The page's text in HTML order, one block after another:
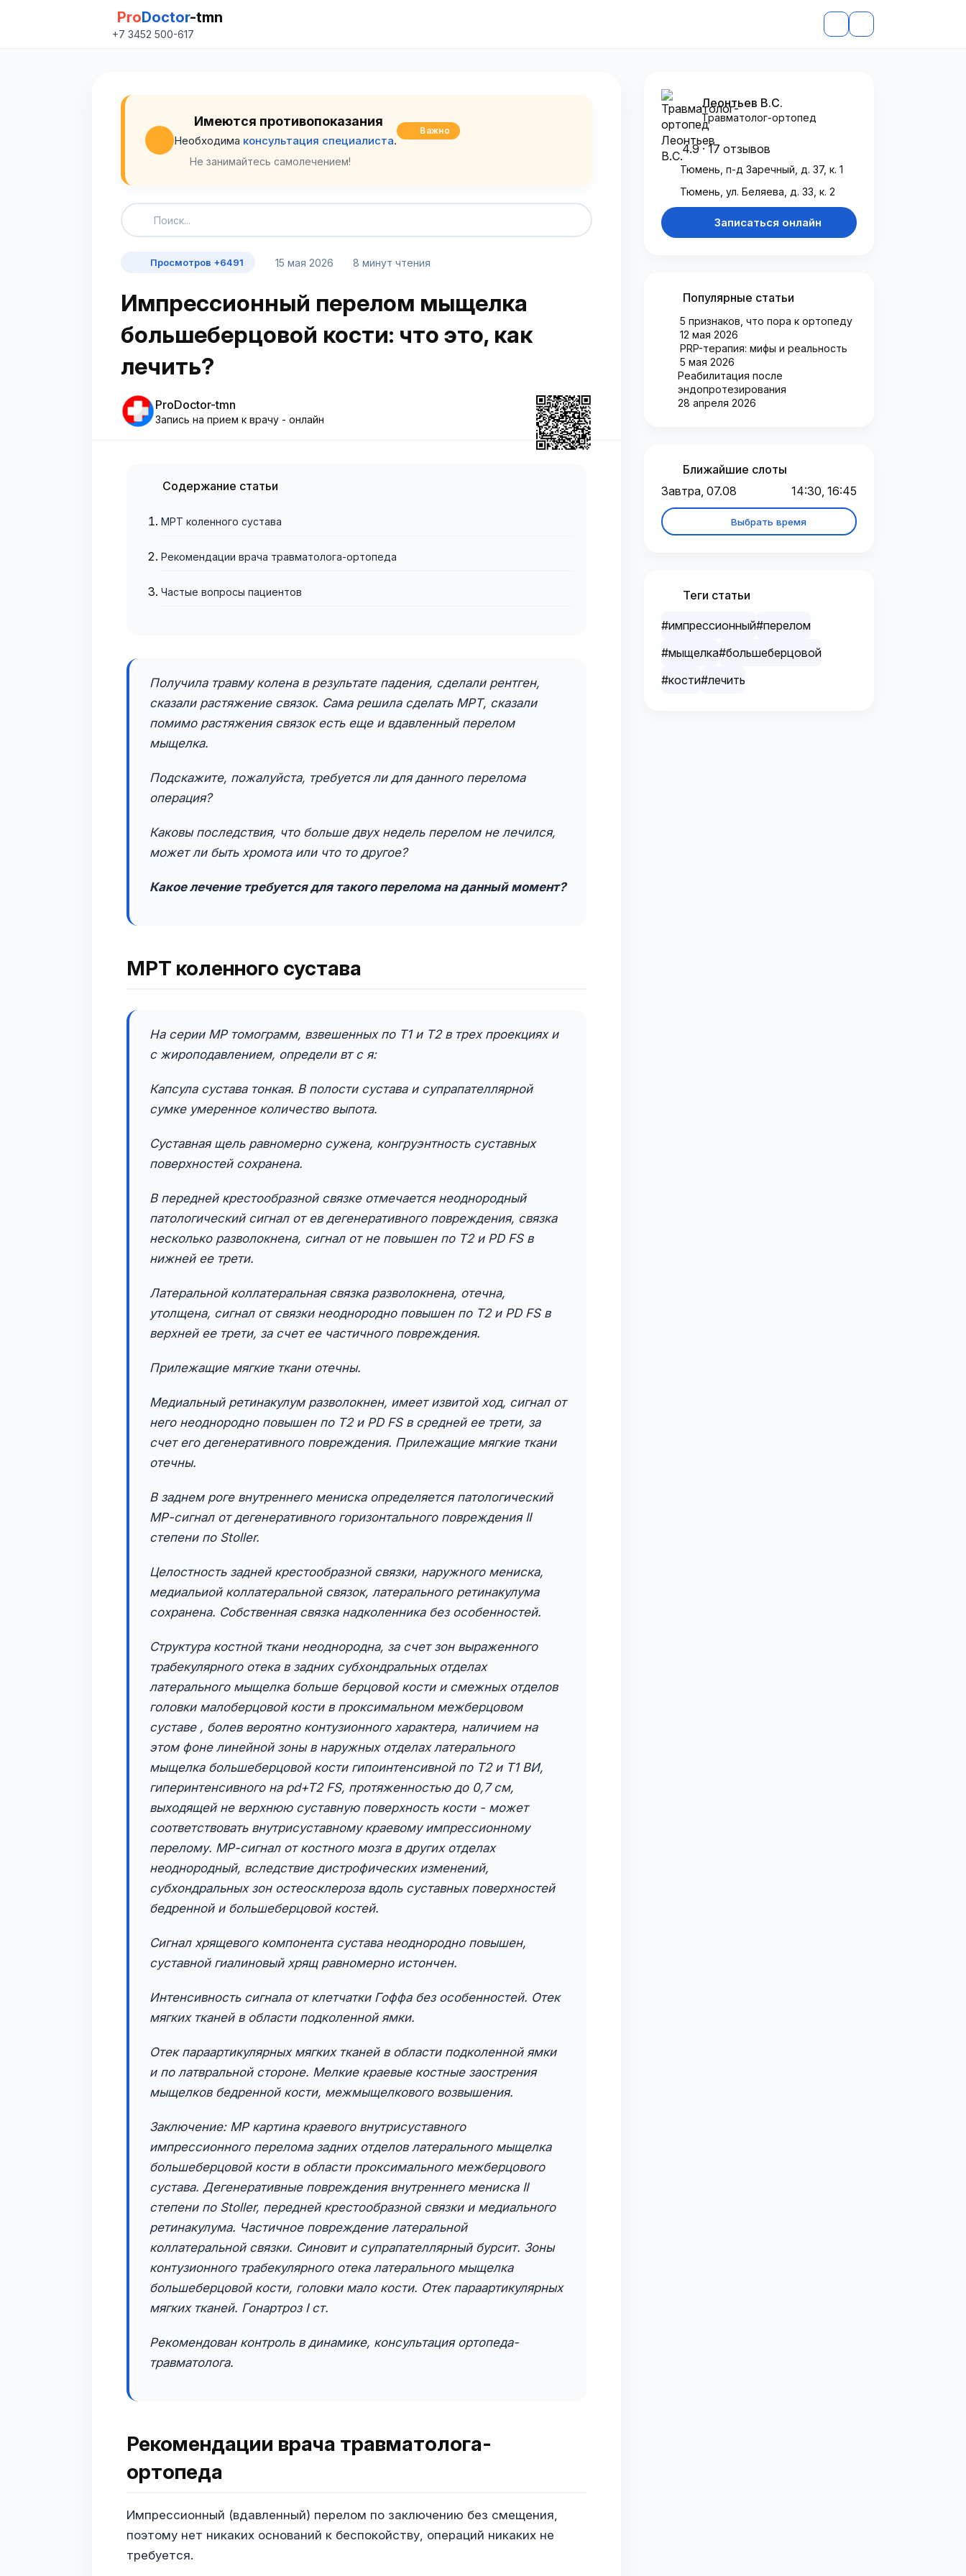
ProDoctor-tmn
+7 3452 500-617
Имеются противопоказания
Необходима консультация специалиста.
Важно
Не занимайтесь самолечением!
Просмотров +6491 15 мая 2026 8 минут чтения
Импрессионный перелом мыщелка
большеберцовой кости: что это, как
лечить?
ProDoctor-tmn
Запись на прием к врачу - онлайн
Содержание статьи
МРТ коленного сустава
Рекомендации врача травматолога-ортопеда
Частые вопросы пациентов
Получила травму колена в результате падения, сделали рентген,
сказали растяжение связок. Сама решила сделать МРТ, сказали
помимо растяжения связок есть еще и вдавленный перелом
мыщелка.
Подскажите, пожалуйста, требуется ли для данного перелома
операция?
Каковы последствия, что больше двух недель перелом не лечился,
может ли быть хромота или что то другое?
Какое лечение требуется для такого перелома на данный момент?
МРТ коленного сустава
На серии МР томограмм, взвешенных по Т1 и Т2 в трех проекциях и
с жироподавлением, определи вт с я:
Капсула сустава тонкая. В полости сустава и супрапателлярной
сумке умеренное количество выпота.
Суставная щель равномерно сужена, конгруэнтность суставных
поверхностей сохранена.
В передней крестообразной связке отмечается неоднородный
патологический сигнал от ев дегенеративного повреждения, связка
несколько разволокнена, сигнал от не повышен по Т2 и PD FS в
нижней ее трети.
Латеральной коллатеральная связка разволокнена, отечна,
утолщена, сигнал от связки неоднородно повышен по Т2 и PD FS в
верхней ее трети, за счет ее частичного повреждения.
Прилежащие мягкие ткани отечны.
Медиальный ретинакулум разволокнен, имеет извитой ход, сигнал от
него неоднородно повышен по Т2 и PD FS в средней ее трети, за
счет его дегенеративного повреждения. Прилежащие мягкие ткани
отечны.
В заднем роге внутреннего мениска определяется патологический
МР-сигнал от дегенеративного горизонтального повреждения II
степени по Stoller.
Целостность задней крестообразной связки, наружного мениска,
медиальиой коллатеральной связок, латерального ретинакулума
сохранена. Собственная связка надколенника без особенностей.
Структура костной ткани неоднородна, за счет зон выраженного
трабекулярного отека в задних субхондральных отделах
латерального мыщелка больше берцовой кости и смежных отделов
головки малоберцовой кости в проксимальном межберцовом
суставе , болев вероятно контузионного характера, наличием на
этом фоне линейной зоны в наружных отделах латерального
мыщелка большеберцовой кости гипоинтенсивной по Т2 и Т1 ВИ,
гиперинтенсивного на pd+T2 FS, протяженностью до 0,7 см,
выходящей не верхнюю суставную поверхность кости - может
соответствовать внутрисуставному краевому импрессионному
перелому. МР-сигнал от костного мозга в других отделах
неоднородный, вследствие дистрофических изменений,
субхондральных зон остеосклероза вдоль суставных поверхностей
бедренной и большеберцовой костей.
Сигнал хрящевого компонента сустава неоднородно повышен,
суставной гиалиновый хрящ равномерно истончен.
Интенсивность сигнала от клетчатки Гоффа без особенностей. Отек
мягких тканей в области подколенной ямки.
Отек параартикулярных мягких тканей в области подколенной ямки
и по латвральной стороне. Мелкие краевые костные заострения
мыщелков бедренной кости, межмыщелкового возвышения.
Заключение: МР картина краевого внутрисуставного
импрессионного перелома задних отделов латерального мыщелка
большеберцовой кости в области проксимального межберцового
сустава. Дегенеративные повреждения внутреннего мениска II
степени по Stoller, передней крестообразной связки и медиального
ретинакулума. Частичное повреждение латеральной
коллатеральной связки. Синовит и супрапателлярный бурсит. Зоны
контузионного трабекулярного отека латерального мыщелка
большеберцовой кости, головки мало кости. Отек параартикулярных
мягких тканей. Гонартроз I ст.
Рекомендован контроль в динамике, консультация ортопеда-
травматолога.
Рекомендации врача травматолога-
ортопеда
Импрессионный (вдавленный) перелом по заключению без смещения,
поэтому нет никаких оснований к беспокойству, операций никаких не
требуется.
Леонтьев В.С.
Травматолог-ортопед
4.9 · 17 отзывов
Тюмень, п-д Заречный, д. 37, к. 1
Тюмень, ул. Беляева, д. 33, к. 2
Записаться онлайн
Популярные статьи
5 признаков, что пора к ортопеду
12 мая 2026
PRP-терапия: мифы и реальность
5 мая 2026
Реабилитация после
эндопротезирования
28 апреля 2026
Ближайшие слоты
Завтра, 07.08
14:30, 16:45
Выбрать время
Теги статьи
#импрессионный#перелом
#мыщелка#большеберцовой
#кости#лечить